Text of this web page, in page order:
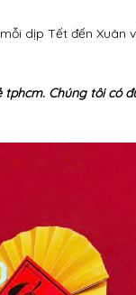
dịp Tết đến Xuân
Chúng tôi có